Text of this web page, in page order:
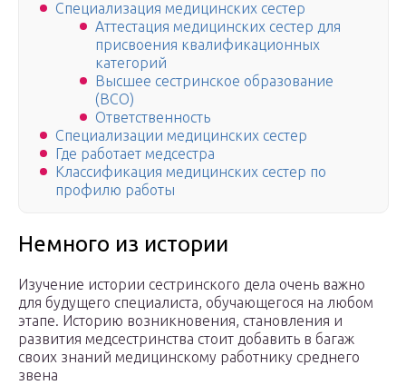
Специализация медицинских сестер
Аттестация медицинских сестер для
присвоения квалификационных
категорий
Высшее сестринское образование
(ВСО)
Ответственность
Специализации медицинских сестер
Где работает медсестра
Классификация медицинских сестер по
профилю работы
Немного из истории
Изучение истории сестринского дела очень важно
для будущего специалиста, обучающегося на любом
этапе. Историю возникновения, становления и
развития медсестринства стоит добавить в багаж
своих знаний медицинскому работнику среднего
звена